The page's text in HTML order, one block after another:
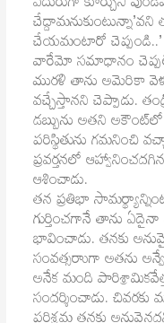
చేద్దామనుకుంటున్నా’వని
చేయమంటారో చెప్పండి..’
వారేమో సమాధానం
మురళి తాను అమెరికా
వచ్చేస్తానని చెప్పాడు.
డబ్బును అతని
పరిస్థితును
ప్రవర్తనలో
ఆశించాడు.
తన ప్రతిభా
గుర్తించగానే తాను
భావించాడు. తనకు
సంవత్సరాుగా అతను
అనేక మంది
సందర్శించాడు.